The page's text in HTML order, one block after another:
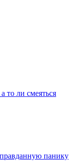
то ли смеяться
панику